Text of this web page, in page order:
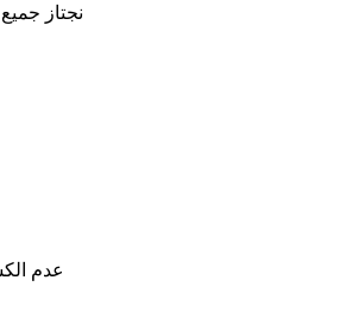
نجتاز
عدم